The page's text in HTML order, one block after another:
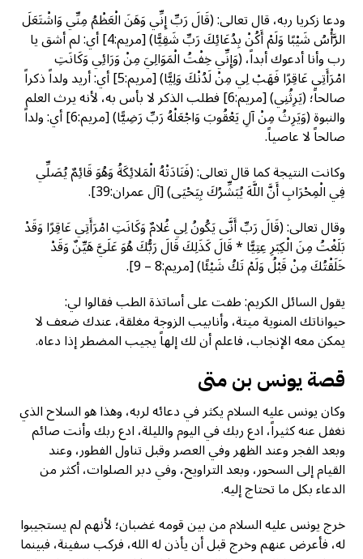
ودعا زكريا ربه، قال تعالى: (قَالَ رَبِّ إِنِّي وَهَنَ الْعَظْمُ مِنِّي وَاشْتَعَلَ
الرَّأْسُ شَيْبًا وَلَمْ أَكُنْ بِدُعَائِكَ رَبِّ شَقِيًّا) [مريم:4] أي: لم أشق يا
رب وأنا أدعوك أبداً، (وَإِنِّي خِفْتُ الْمَوَالِيَ مِنْ وَرَائِي وَكَانَتِ
امْرَأَتِي عَاقِرًا فَهَبْ لِي مِنْ لَدُنْكَ وَلِيًّا) [مريم:5] أي: أريد ولداً ذكراً
صالحاً؛ (يَرِثُنِي) [مريم:6] فطلب الذكر لا بأس به، لأنه يرث العلم
والنبوة (وَيَرِثُ مِنْ آلِ يَعْقُوبَ وَاجْعَلْهُ رَبِّ رَضِيًّا) [مريم:6] أي: ولداً
صالحاً لا عاصياً.
وكانت النتيجة كما قال تعالى: (فَنَادَتْهُ الْمَلائِكَةُ وَهُوَ قَائِمٌ يُصَلِّي
فِي الْمِحْرَابِ أَنَّ اللَّهَ يُبَشِّرُكَ بِيَحْيَى) [آل عمران:39].
وقال تعالى: (قَالَ رَبِّ أَنَّى يَكُونُ لِي غُلامٌ وَكَانَتِ امْرَأَتِي عَاقِرًا وَقَدْ
بَلَغْتُ مِنَ الْكِبَرِ عِتِيًّا * قَالَ كَذَلِكَ قَالَ رَبُّكَ هُوَ عَلَيَّ هَيِّنٌ وَقَدْ
خَلَقْتُكَ مِنْ قَبْلُ وَلَمْ تَكُ شَيْئًا) [مريم:8 – 9].
يقول السائل الكريم: طفت على أساتذة الطب فقالوا لي:
حيواناتك المنوية ميتة، وأنابيب الزوجة مغلقة، عندك ضعف لا
يمكن معه الإنجاب، فاعلم أن لك إلهاً يجيب المضطر إذا دعاه.
قصة يونس بن متى
وكان يونس عليه السلام يكثر في دعائه لربه، وهذا هو السلاح الذي
نغفل عنه كثيراً، ادع ربك في اليوم والليلة، ادع ربك وأنت صائم
وبعد الفجر وعند الظهر وفي العصر وقبل تناول الفطور، وعند
القيام إلى السحور، وبعد التراويح، وفي دبر الصلوات، أكثر من
الدعاء بكل ما تحتاج إليه.
خرج يونس عليه السلام من بين قومه غضبان؛ لأنهم لم يستجيبوا
له، فأعرض عنهم وخرج قبل أن يأذن له الله، فركب سفينة، فبينما